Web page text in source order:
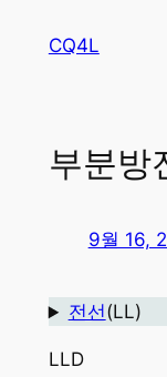
CQ4L
부분방
9월 16,
전선(LL)
LLD